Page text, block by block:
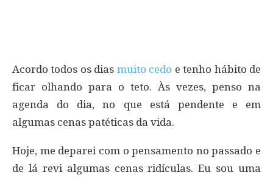
Acordo todos os dias muito cedo e tenho hábito de
ficar olhando para o teto. Às vezes, penso na
agenda do dia, no que está pendente e em
algumas cenas patéticas da vida.
Hoje, me deparei com o pensamento no passado e
de lá revi algumas cenas ridículas. Eu sou uma